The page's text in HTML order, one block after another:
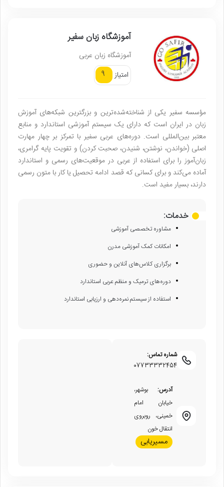
آموزشگاه زبان سفیر
آموزشگاه زبان عربی
امتیاز
9
مؤسسه سفیر یکی از شناخته‌شده‌ترین و بزرگترین شبکه‌های آموزش
زبان در ایران است که دارای یک سیستم آموزشی استاندارد و منابع
معتبر بین‌المللی است. دوره‌های عربی سفیر با تمرکز بر چهار مهارت
اصلی (خواندن، نوشتن، شنیدن، صحبت کردن) و تقویت پایه گرامری،
زبان‌آموز را برای استفاده از عربی در موقعیت‌های رسمی و استاندارد
آماده می‌کند و برای کسانی که قصد ادامه تحصیل یا کار با متون رسمی
دارند، بسیار مفید است.
خدمات:
مشاوره تخصصی آموزشی
امکانات کمک آموزشی مدرن
برگزاری کلاس‌های آنلاین و حضوری
دوره‌های ترمیک و منظم عربی استاندارد
استفاده از سیستم نمره‌دهی و ارزیابی استاندارد
شماره تماس:
07733332454
آدرس: بوشهر،
خیابان امام
خمینی، روبروی
انتقال خون
مسیریابی